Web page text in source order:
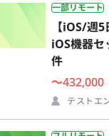
一部リモート
【iOS/週
iOS機器セ
件
〜432,000
テストエ